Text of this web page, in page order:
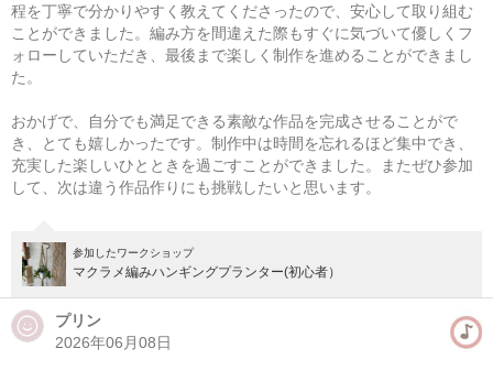
マクラメ編み ラウンドバスケット
08/10(月) 10:00-14:00
東京 （東横線）学芸大学駅から徒歩14分
東京 （東横線）学芸大学駅から徒歩14分
他日程あり
程を丁寧で分かりやすく教えてくださったので、安心して取り組む
ことができました。編み方を間違えた際もすぐに気づいて優しくフ
ォローしていただき、最後まで楽しく制作を進めることができまし
た。
おかげで、自分でも満足できる素敵な作品を完成させることがで
き、とても嬉しかったです。制作中は時間を忘れるほど集中でき、
充実した楽しいひとときを過ごすことができました。またぜひ参加
して、次は違う作品作りにも挑戦したいと思います。
参加したワークショップ
マクラメ編みハンギングプランター(初心者）
プリン
2026年06月08日